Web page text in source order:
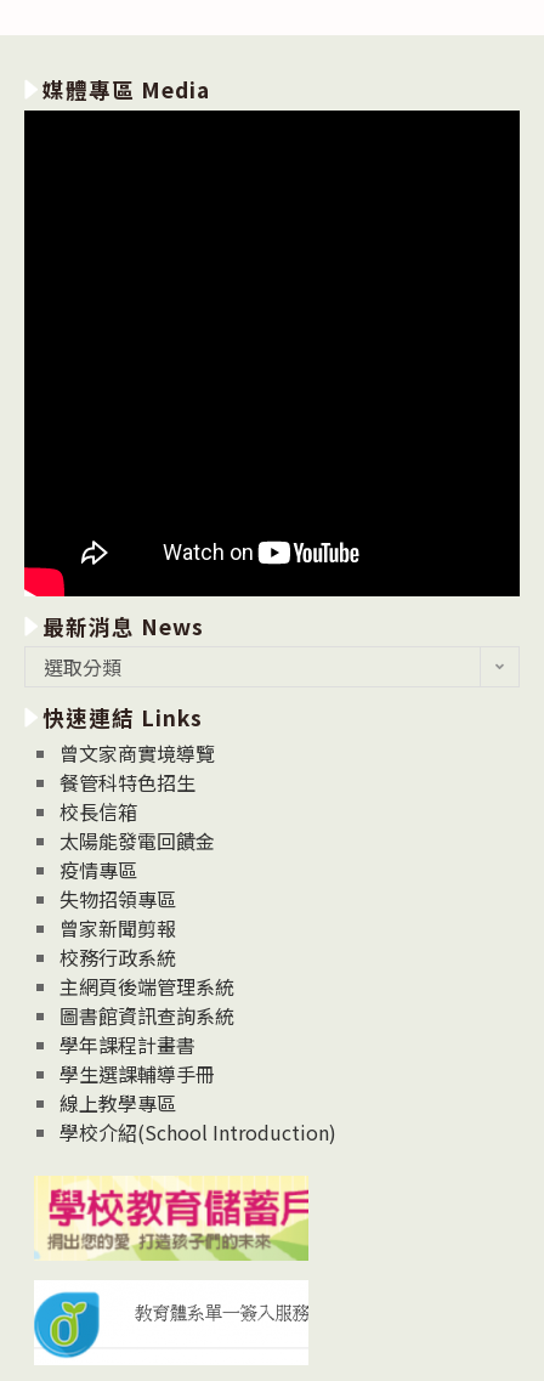
媒體專區 Media
最新消息 News
消
息
News
選取分類
快速連結 Links
曾文家商實境導覽
餐管科特色招生
校長信箱
太陽能發電回饋金
疫情專區
失物招領專區
曾家新聞剪報
校務行政系統
主網頁後端管理系統
圖書館資訊查詢系統
學年課程計畫書
學生選課輔導手冊
線上教學專區
學校介紹(School Introduction)